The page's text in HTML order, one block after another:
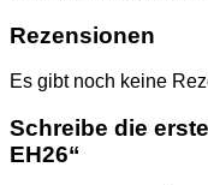
Rezensionen
Es gibt noch keine
Schreibe die
EH26“